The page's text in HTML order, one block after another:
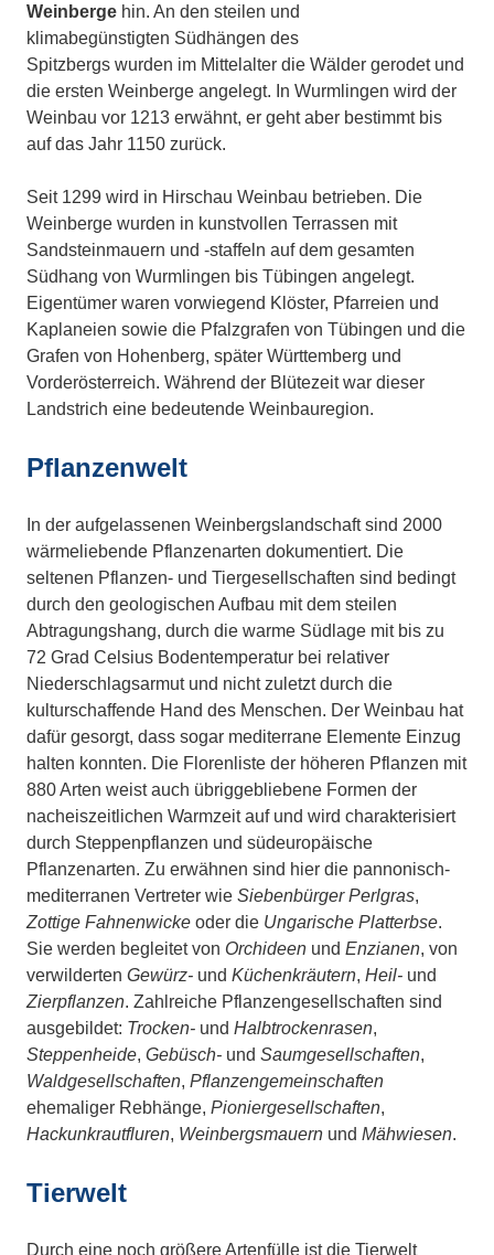
Weinberge hin. An den steilen und
klimabegünstigten Südhängen des
Spitzbergs wurden im Mittelalter die Wälder gerodet und
die ersten Weinberge angelegt. In Wurmlingen wird der
Weinbau vor 1213 erwähnt, er geht aber bestimmt bis
auf das Jahr 1150 zurück.
Seit 1299 wird in Hirschau Weinbau betrieben. Die
Weinberge wurden in kunstvollen Terrassen mit
Sandsteinmauern und -staffeln auf dem gesamten
Südhang von Wurmlingen bis Tübingen angelegt.
Eigentümer waren vorwiegend Klöster, Pfarreien und
Kaplaneien sowie die Pfalzgrafen von Tübingen und die
Grafen von Hohenberg, später Württemberg und
Vorderösterreich. Während der Blütezeit war dieser
Landstrich eine bedeutende Weinbauregion.
Pflanzenwelt
In der aufgelassenen Weinbergslandschaft sind 2000
wärmeliebende Pflanzenarten dokumentiert. Die
seltenen Pflanzen- und Tiergesellschaften sind bedingt
durch den geologischen Aufbau mit dem steilen
Abtragungshang, durch die warme Südlage mit bis zu
72 Grad Celsius Bodentemperatur bei relativer
Niederschlagsarmut und nicht zuletzt durch die
kulturschaffende Hand des Menschen. Der Weinbau hat
dafür gesorgt, dass sogar mediterrane Elemente Einzug
halten konnten. Die Florenliste der höheren Pflanzen mit
880 Arten weist auch übriggebliebene Formen der
nacheiszeitlichen Warmzeit auf und wird charakterisiert
durch Steppenpflanzen und südeuropäische
Pflanzenarten. Zu erwähnen sind hier die pannonisch-
mediterranen Vertreter wie Siebenbürger Perlgras,
Zottige Fahnenwicke oder die Ungarische Platterbse.
Sie werden begleitet von Orchideen und Enzianen, von
verwilderten Gewürz- und Küchenkräutern, Heil- und
Zierpflanzen. Zahlreiche Pflanzengesellschaften sind
ausgebildet: Trocken- und Halbtrockenrasen,
Steppenheide, Gebüsch- und Saumgesellschaften,
Waldgesellschaften, Pflanzengemeinschaften
ehemaliger Rebhänge, Pioniergesellschaften,
Hackunkrautfluren, Weinbergsmauern und Mähwiesen.
Tierwelt
Durch eine noch größere Artenfülle ist die Tierwelt